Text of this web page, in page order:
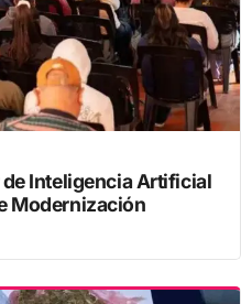
Inteligencia Artificial
Modernización